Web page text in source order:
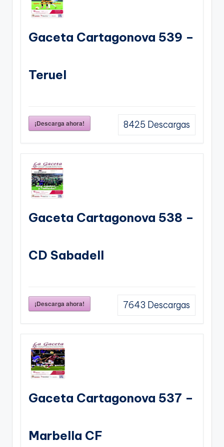
Gaceta Cartagonova 539 –
Teruel
¡Descarga ahora! 8425 Descargas
Gaceta Cartagonova 538 –
CD Sabadell
¡Descarga ahora! 7643 Descargas
Gaceta Cartagonova 537 –
Marbella CF